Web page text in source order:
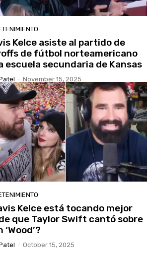
Kelce asiste al partido de
de fútbol norteamericano
escuela secundaria de Kansas
- November 15, 2025
Kelce está tocando mejor
que Taylor Swift cantó sobre
‘Wood’?
- October 15, 2025